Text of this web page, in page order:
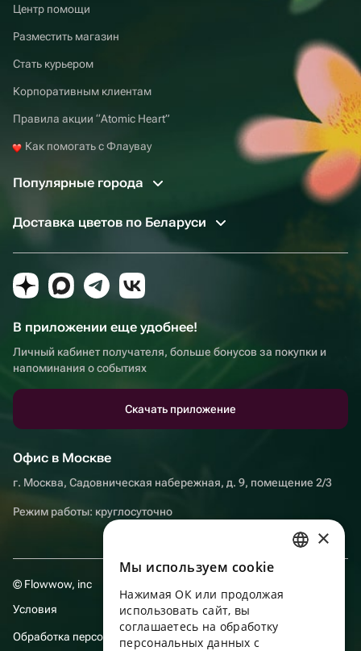
Центр помощи
Разместить магазин
Стать курьером
Корпоративным клиентам
Правила акции “Atomic Heart”
Как помогать с Флаувау
Популярные города
Доставка цветов по Беларуси
В приложении еще удобнее!
Личный кабинет получателя, больше бонусов за покупки и
напоминания о событиях
Скачать приложение
Офис в Москве
г. Москва, Садовническая набережная, д. 9, помещение 2/3
Режим работы: круглосуточно
© Flowwow, inc
Условия
Обработка персональных данных
ENGLISH
UKRAINIAN
×
Мы используем сookie
Нажимая ОК или продолжая
использовать сайт, вы
соглашаетесь на обработку
персональных данных с